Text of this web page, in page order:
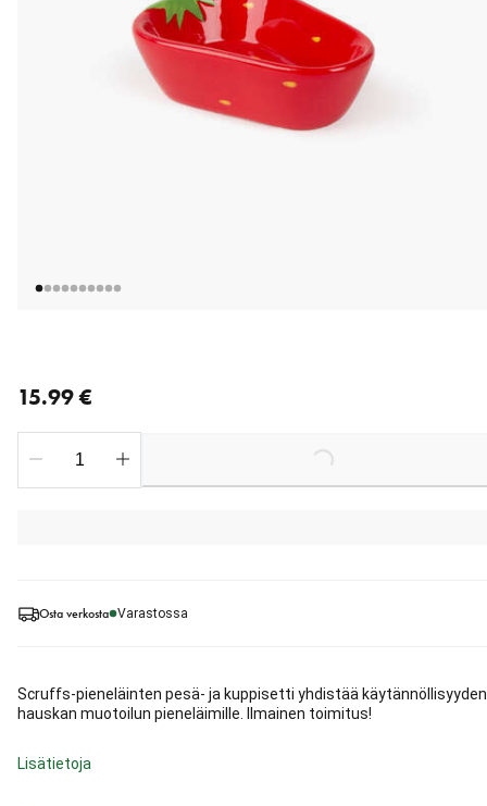
Osta verkosta Varastossa
Scruffs-pieneläinten pesä- ja kuppisetti yhdistää
hauskan muotoilun pieneläimille. Ilmainen toimitus!
Lisätietoja
15.99 €
Loading...